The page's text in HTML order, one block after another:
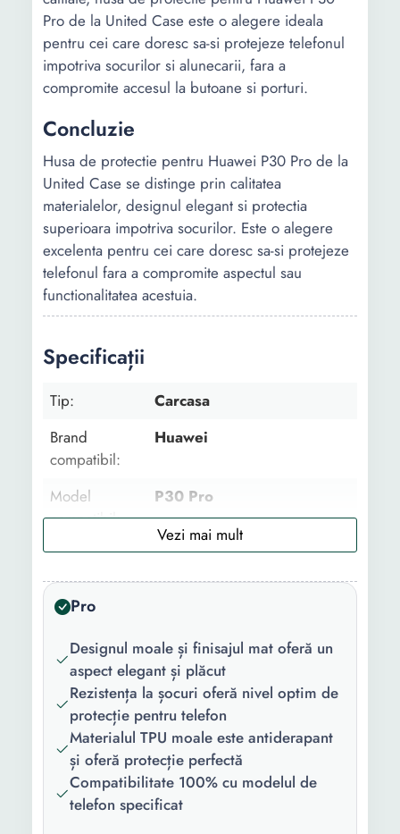
Pro de la United Case este o alegere ideala
pentru cei care doresc sa-si protejeze telefonul
impotriva socurilor si alunecarii, fara a
compromite accesul la butoane si porturi.
Concluzie
Husa de protectie pentru Huawei P30 Pro de la
United Case se distinge prin calitatea
materialelor, designul elegant si protectia
superioara impotriva socurilor. Este o alegere
excelenta pentru cei care doresc sa-si protejeze
telefonul fara a compromite aspectul sau
functionalitatea acestuia.
Specificații
Tip:
Carcasa
Brand
compatibil:
Huawei
Model
compatibil:
P30 Pro
Functii:
Anti alunecare
Continut
pachet:
1 x husa protectie
Pro
Designul moale și finisajul mat oferă un
aspect elegant și plăcut
Rezistența la șocuri oferă nivel optim de
protecție pentru telefon
Materialul TPU moale este antiderapant
și oferă protecție perfectă
Compatibilitate 100% cu modelul de
telefon specificat